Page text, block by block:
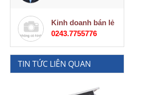
Kinh doanh bán lẻ
0243.7755776
TIN TỨC LIÊN QUAN